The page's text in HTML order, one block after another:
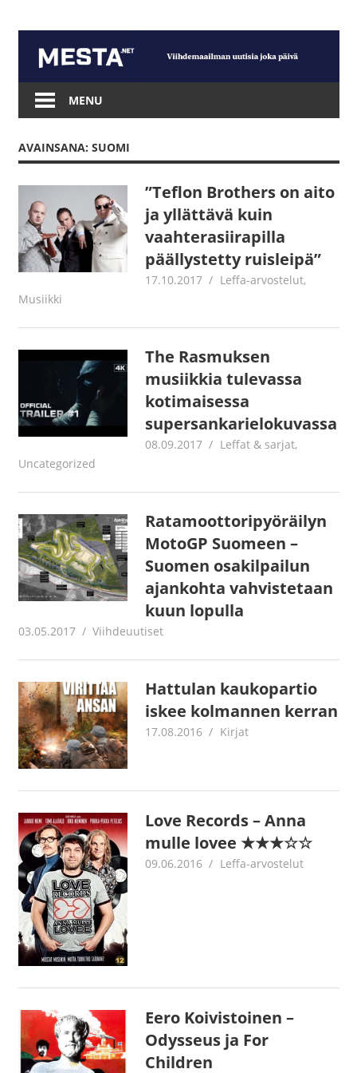
content
Mesta.net
MENU
AVAINSANA: SUOMI
”Teflon Brothers on aito
ja yllättävä kuin
vaahterasiirapilla
päällystetty ruisleipä”
17.10.2017 Juha Kaunisto
Leffa-arvostelut,
Musiikki
The Rasmuksen
musiikkia tulevassa
kotimaisessa
supersankarielokuvassa
08.09.2017 Juha Kaunisto
Leffat & sarjat,
Uncategorized
Ratamoottoripyöräilyn
MotoGP Suomeen –
Suomen osakilpailun
ajankohta vahvistetaan
kuun lopulla
03.05.2017 Juha Kaunisto
Viihdeuutiset
Hattulan kaukopartio
iskee kolmannen kerran
17.08.2016 Juha Kaunisto
Kirjat
Love Records – Anna
mulle lovee ★★★☆☆
09.06.2016 Jouni Hirn
Leffa-arvostelut
Eero Koivistoinen –
Odysseus ja For
Children